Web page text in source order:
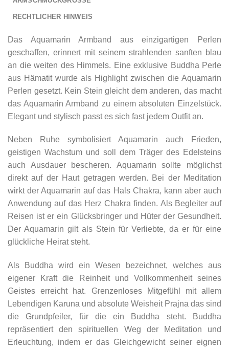
RECHTLICHER HINWEIS
Das Aquamarin Armband aus einzigartigen Perlen
geschaffen, erinnert mit seinem strahlenden sanften blau
an die weiten des Himmels. Eine exklusive Buddha Perle
aus Hämatit wurde als Highlight zwischen die Aquamarin
Perlen gesetzt. Kein Stein gleicht dem anderen, das macht
das Aquamarin Armband zu einem absoluten Einzelstück.
Elegant und stylisch passt es sich fast jedem Outfit an.
Neben Ruhe symbolisiert Aquamarin auch Frieden,
geistigen Wachstum und soll dem Träger des Edelsteins
auch Ausdauer bescheren. Aquamarin sollte möglichst
direkt auf der Haut getragen werden. Bei der Meditation
wirkt der Aquamarin auf das Hals Chakra, kann aber auch
Anwendung auf das Herz Chakra finden. Als Begleiter auf
Reisen ist er ein Glücksbringer und Hüter der Gesundheit.
Der Aquamarin gilt als Stein für Verliebte, da er für eine
glückliche Heirat steht.
Als Buddha wird ein Wesen bezeichnet, welches aus
eigener Kraft die Reinheit und Vollkommenheit seines
Geistes erreicht hat. Grenzenloses Mitgefühl mit allem
Lebendigen Karuna und absolute Weisheit Prajna das sind
die Grundpfeiler, für die ein Buddha steht. Buddha
repräsentiert den spirituellen Weg der Meditation und
Erleuchtung, indem er das Gleichgewicht seiner eignen